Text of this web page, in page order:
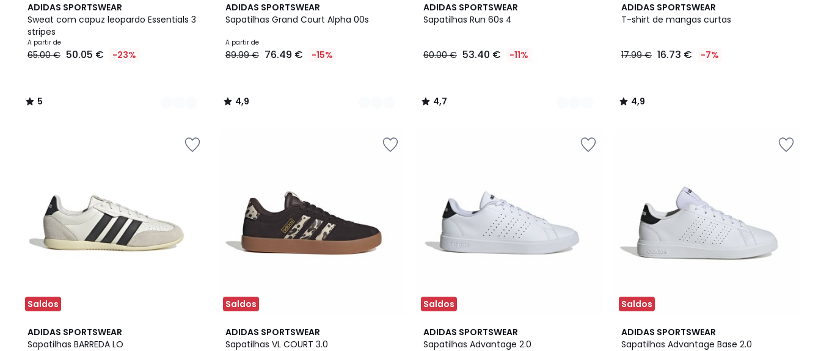
ADIDAS SPORTSWEAR
Sweat com capuz leopardo Essentials 3
stripes
A partir de
65.00 € 50.05 € -23%
5
/
5
2
Cores
5
/
ADIDAS SPORTSWEAR
Sapatilhas Grand Court Alpha 00s
A partir de
89.99 € 76.49 € -15%
4,9
/ 5
2
Cores
4,9
/
ADIDAS SPORTSWEAR
Sapatilhas Run 60s 4
60.00 € 53.40 € -11%
4,7
/ 5
2
Cores
4,7
/
ADIDAS SPORTSWEAR
T-shirt de mangas curtas
17.99 € 16.73 € -7%
4,9
/ 5
4,9
/
Saldos
ADIDAS SPORTSWEAR
Sapatilhas BARREDA LO
5
/
4
Cores
Saldos
ADIDAS SPORTSWEAR
Sapatilhas VL COURT 3.0
5
/
Saldos
ADIDAS SPORTSWEAR
Sapatilhas Advantage 2.0
4,7
/ 5
2
Cores
Saldos
ADIDAS SPORTSWEAR
Sapatilhas Advantage Base 2.0
4,7
/ 5
4
Cores